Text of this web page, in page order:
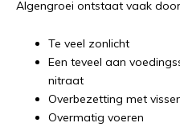
Algengroei ontstaat vaak
Te veel zonlicht
Een teveel aan
nitraat
Overbezetting met
Overmatig voeren